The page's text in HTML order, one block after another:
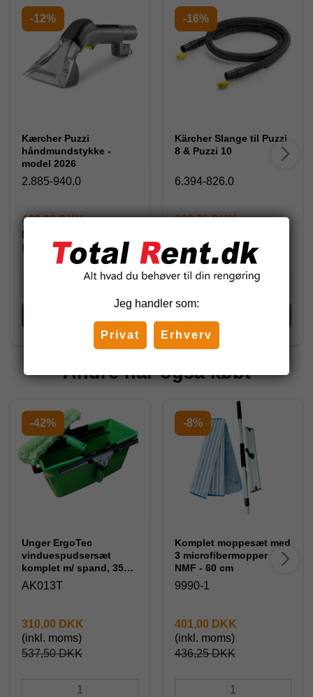
-12%
Kærcher Puzzi
håndmundstykke -
model 2026
2.885-940.0
525,00 DKK
462,00 DKK
(inkl. moms)
-16%
Kärcher Slange til Puzzi
8 & Puzzi 10
6.394-826.0
993,75 DKK
833,75 DKK
Andre har også købt
-42%
Unger ErgoTec
vinduespudsersæt
komplet m/ spand, 35
cm.
AK013T
537,50 DKK
310,00 DKK
(inkl. moms)
-8%
Komplet moppesæt med
3 microfibermopper
NMF - 60 cm
9990-1
436,25 DKK
401,00 DKK
(inkl. moms)
Jeg handler som:
Privat Erhverv